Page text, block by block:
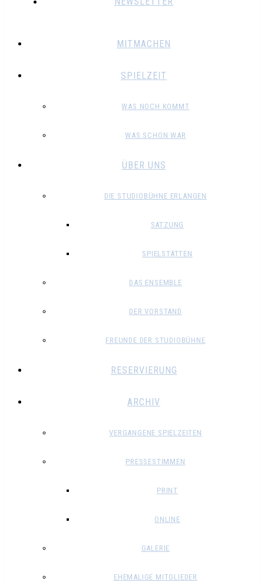
MITMACHEN
SPIELZEIT
WAS NOCH KOMMT
WAS SCHON WAR
ÜBER UNS
DIE STUDIOBÜHNE ERLANGEN
SATZUNG
SPIELSTÄTTEN
DAS ENSEMBLE
DER VORSTAND
FREUNDE DER STUDIOBÜHNE
RESERVIERUNG
ARCHIV
VERGANGENE SPIELZEITEN
PRESSESTIMMEN
PRINT
ONLINE
GALERIE
EHEMALIGE MITGLIEDER